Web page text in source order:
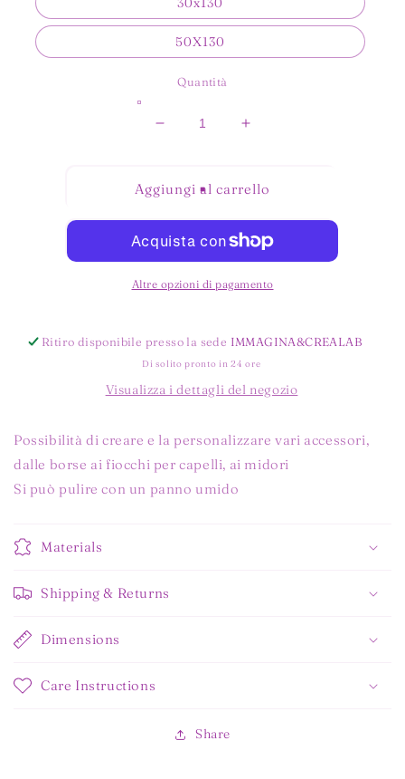
50X130
Quantità
Diminuisci
GLITTER
ROSSO
Aumenta
GLITTER
ROSSO
Aggiungi al carrello
Altre opzioni di pagamento
Ritiro disponibile presso la sede IMMAGINA&CREALAB
Di solito pronto in 24 ore
Visualizza i dettagli del negozio
Possibilità di creare e la personalizzare vari accessori,
dalle borse ai fiocchi per capelli, ai midori
Si può pulire con un panno umido
Materials
Shipping & Returns
Dimensions
Care Instructions
Share